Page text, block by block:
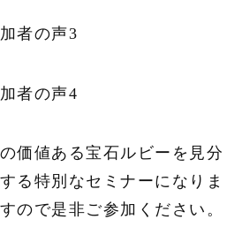
者の声3
者の声4
価値ある宝石ルビーを見分
る特別なセミナーになりま
ので是非ご参加ください。